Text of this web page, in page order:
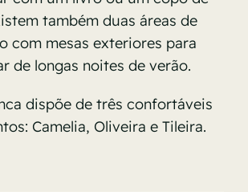
também duas áreas de
com mesas exteriores para
de longas noites de verão.
dispõe de três confortáveis
Camelia, Oliveira e Tileira.